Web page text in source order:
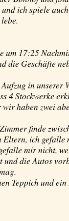
ich spiele
um 17:25
die Geschäfte
in unserer
4 Stockwerke
wir haben zwei
finde
Eltern, ich gefalle
mir nicht,
und die Autos
Teppich und